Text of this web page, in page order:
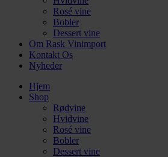
Rosé vine
Bobler
Dessert vine
Om Rask Vinimport
Kontakt Os
Nyheder
Hjem
Shop
Rødvine
Hvidvine
Rosé vine
Bobler
Dessert vine